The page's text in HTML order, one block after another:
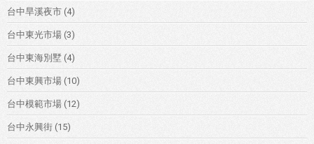
台中旱溪夜市 (4)
台中東光市場 (3)
台中東海別墅 (4)
台中東興市場 (10)
台中模範市場 (12)
台中永興街 (15)